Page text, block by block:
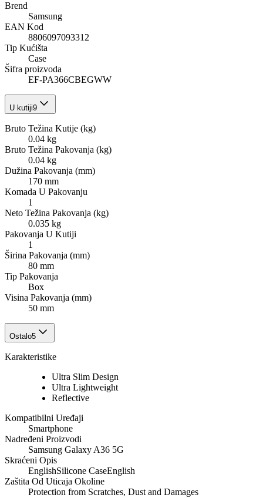
Brend
Samsung
EAN Kod
8806097093312
Tip Kućišta
Case
Šifra proizvoda
EF-PA366CBEGWW
U kutiji9
Bruto Težina Kutije (kg)
0.04 kg
Bruto Težina Pakovanja (kg)
0.04 kg
Dužina Pakovanja (mm)
170 mm
Komada U Pakovanju
1
Neto Težina Pakovanja (kg)
0.035 kg
Pakovanja U Kutiji
1
Širina Pakovanja (mm)
80 mm
Tip Pakovanja
Box
Visina Pakovanja (mm)
50 mm
Ostalo5
Karakteristike
Ultra Slim Design
Ultra Lightweight
Reflective
Kompatibilni Uređaji
Smartphone
Nadređeni Proizvodi
Samsung Galaxy A36 5G
Skraćeni Opis
EnglishSilicone CaseEnglish
Zaštita Od Uticaja Okoline
Protection from Scratches, Dust and Damages